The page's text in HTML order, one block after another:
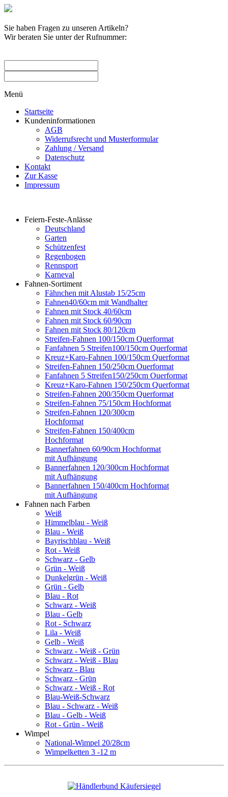
Sie haben Fragen zu unseren Artikeln?
Wir beraten Sie unter der Rufnummer:
Menü
Startseite
Kundeninformationen
AGB
Widerrufsrecht und Musterformular
Zahlung / Versand
Datenschutz
Kontakt
Zur Kasse
Impressum
Feiern-Feste-Anlässe
Deutschland
Garten
Schützenfest
Regenbogen
Rennsport
Karneval
Fahnen-Sortiment
Fähnchen mit Alustab 15/25cm
Fahnen40/60cm mit Wandhalter
Fahnen mit Stock 40/60cm
Fahnen mit Stock 60/90cm
Fahnen mit Stock 80/120cm
Streifen-Fahnen 100/150cm Querformat
Fanfahnen 5 Streifen100/150cm Querformat
Kreuz+Karo-Fahnen 100/150cm Querformat
Streifen-Fahnen 150/250cm Ouerformat
Fanfahnen 5 Streifen150/250cm Ouerformat
Kreuz+Karo-Fahnen 150/250cm Querformat
Streifen-Fahnen 200/350cm Querformat
Streifen-Fahnen 75/150cm Hochformat
Streifen-Fahnen 120/300cm
Hochformat
Streifen-Fahnen 150/400cm
Hochformat
Bannerfahnen 60/90cm Hochformat
mit Aufhängung
Bannerfahnen 120/300cm Hochformat
mit Aufhängung
Bannerfahnen 150/400cm Hochformat
mit Aufhängung
Fahnen nach Farben
Weiß
Himmelblau - Weiß
Blau - Weiß
Bayrischblau - Weiß
Rot - Weiß
Schwarz - Gelb
Grün - Weiß
Dunkelgrün - Weiß
Grün - Gelb
Blau - Rot
Schwarz - Weiß
Blau - Gelb
Rot - Schwarz
Lila - Weiß
Gelb - Weiß
Schwarz - Weiß - Grün
Schwarz - Weiß - Blau
Schwarz - Blau
Schwarz - Grün
Schwarz - Weiß - Rot
Blau-Weiß-Schwarz
Blau - Schwarz - Weiß
Blau - Gelb - Weiß
Rot - Grün - Weiß
Wimpel
National-Wimpel 20/28cm
Wimpelketten 3 -12 m